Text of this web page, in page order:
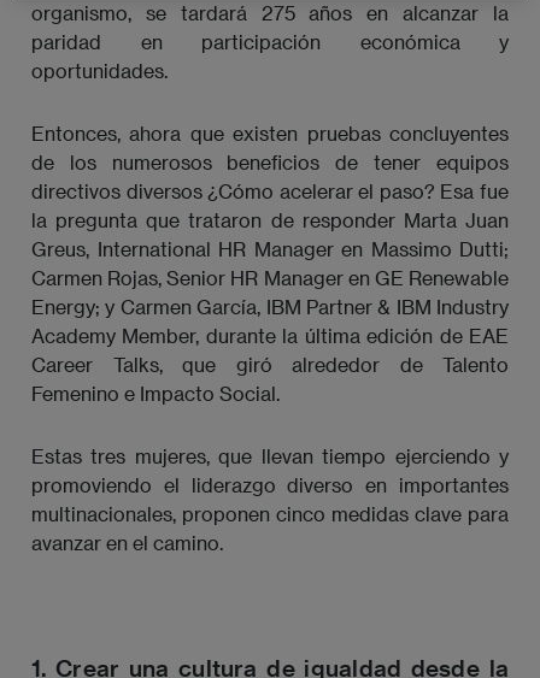
organismo, se tardará 275 años en alcanzar la
paridad en participación económica y
oportunidades.
Entonces, ahora que existen pruebas concluyentes
de los numerosos beneficios de tener equipos
directivos diversos ¿Cómo acelerar el paso? Esa fue
la pregunta que trataron de responder Marta Juan
Greus, International HR Manager en Massimo Dutti;
Carmen Rojas, Senior HR Manager en GE Renewable
Energy; y Carmen García, IBM Partner & IBM Industry
Academy Member, durante la última edición de EAE
Career Talks, que giró alrededor de Talento
Femenino e Impacto Social.
Estas tres mujeres, que llevan tiempo ejerciendo y
promoviendo el liderazgo diverso en importantes
multinacionales, proponen cinco medidas clave para
avanzar en el camino.
1. Crear una cultura de igualdad desde la